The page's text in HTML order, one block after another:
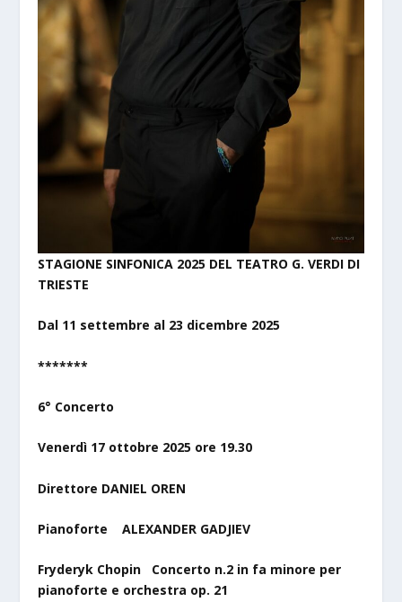
STAGIONE SINFONICA 2025 DEL TEATRO G. VERDI DI
TRIESTE
Dal 11 settembre al 23 dicembre 2025
*******
6° Concerto
Venerdì 17 ottobre 2025 ore 19.30
Direttore DANIEL OREN
Pianoforte ALEXANDER GADJIEV
Fryderyk Chopin Concerto n.2 in fa minore per
pianoforte e orchestra op. 21